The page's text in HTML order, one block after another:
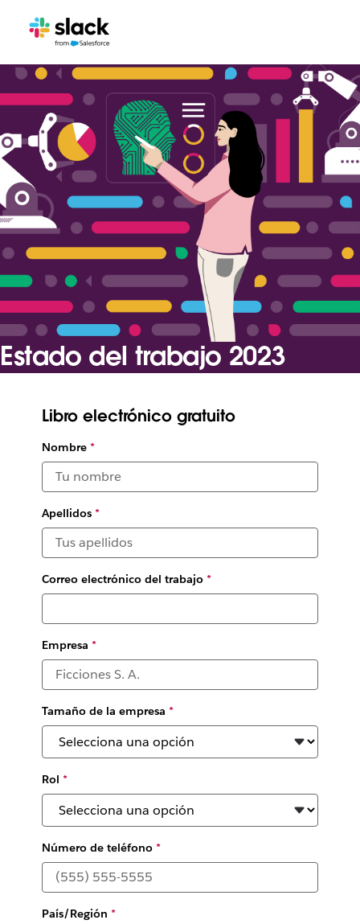
Estado del trabajo 2023
ejecutivos revela los mayores retos y oportunidades que
Libro electrónico gratuito
Nombre*
Apellidos*
Correo electrónico del trabajo*
Empresa *
Tamaño de la empresa *
Rol *
Número de teléfono*
País/Región *